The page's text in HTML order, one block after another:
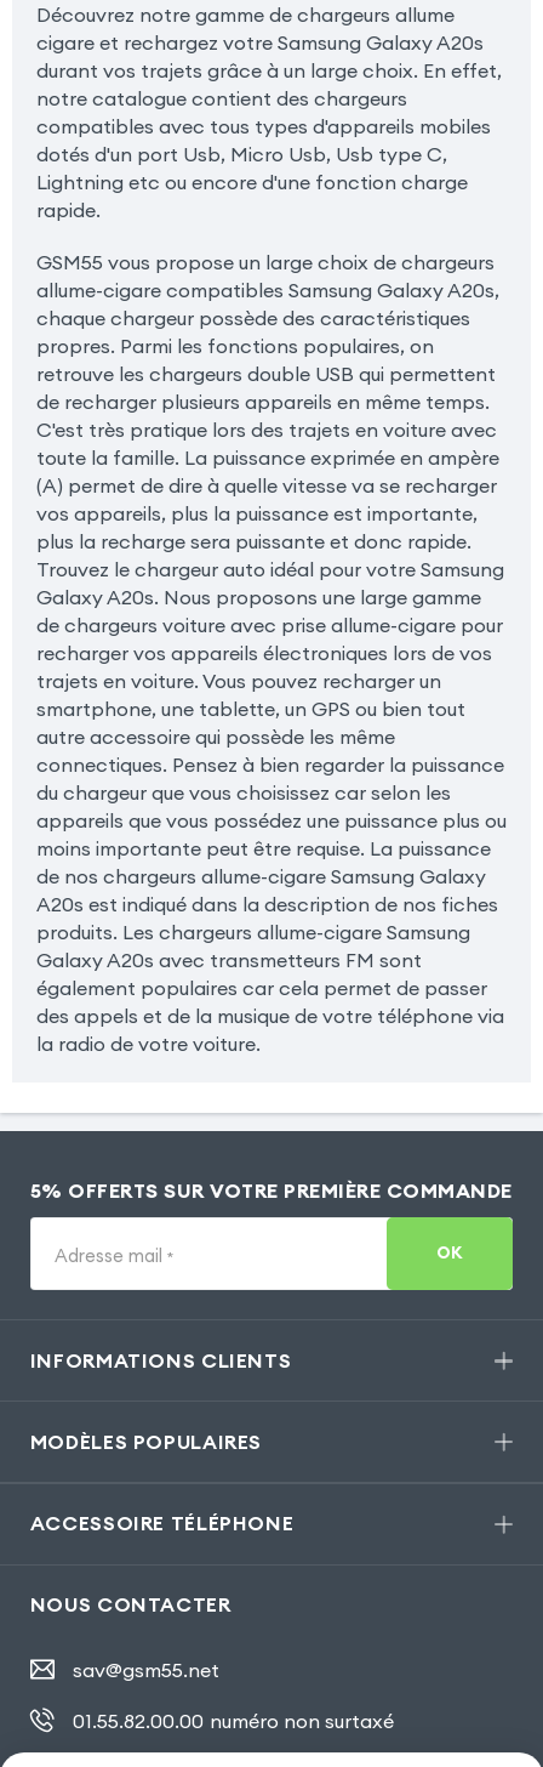
Découvrez notre gamme de chargeurs allume
cigare et rechargez votre Samsung Galaxy A20s
durant vos trajets grâce à un large choix. En effet,
notre catalogue contient des chargeurs
compatibles avec tous types d'appareils mobiles
dotés d'un port Usb, Micro Usb, Usb type C,
Lightning etc ou encore d'une fonction charge
rapide.
GSM55 vous propose un large choix de chargeurs
allume-cigare compatibles Samsung Galaxy A20s,
chaque chargeur possède des caractéristiques
propres. Parmi les fonctions populaires, on
retrouve les chargeurs double USB qui permettent
de recharger plusieurs appareils en même temps.
C'est très pratique lors des trajets en voiture avec
toute la famille. La puissance exprimée en ampère
(A) permet de dire à quelle vitesse va se recharger
vos appareils, plus la puissance est importante,
plus la recharge sera puissante et donc rapide.
Trouvez le chargeur auto idéal pour votre Samsung
Galaxy A20s. Nous proposons une large gamme
de chargeurs voiture avec prise allume-cigare pour
recharger vos appareils électroniques lors de vos
trajets en voiture. Vous pouvez recharger un
smartphone, une tablette, un GPS ou bien tout
autre accessoire qui possède les même
connectiques. Pensez à bien regarder la puissance
du chargeur que vous choisissez car selon les
appareils que vous possédez une puissance plus ou
moins importante peut être requise. La puissance
de nos chargeurs allume-cigare Samsung Galaxy
A20s est indiqué dans la description de nos fiches
produits. Les chargeurs allume-cigare Samsung
Galaxy A20s avec transmetteurs FM sont
également populaires car cela permet de passer
des appels et de la musique de votre téléphone via
la radio de votre voiture.
5% OFFERTS SUR VOTRE PREMIÈRE COMMANDE
Adresse mail * OK
INFORMATIONS CLIENTS
MODÈLES POPULAIRES
ACCESSOIRE TÉLÉPHONE
NOUS CONTACTER
sav@gsm55.net
01.55.82.00.00 numéro non surtaxé